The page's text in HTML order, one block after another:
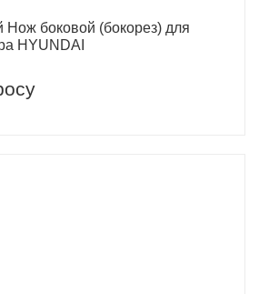
боковой (бокорез) для
HYUNDAI